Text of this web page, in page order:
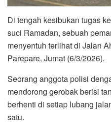
Di tengah kesibukan tugas
suci Ramadan, sebuah
menyentuh terlihat di Jalan
Parepare, Jumat (6/3/2026).
Seorang anggota polisi
mendorong gerobak berisi
berhenti di setiap lubang
satu.